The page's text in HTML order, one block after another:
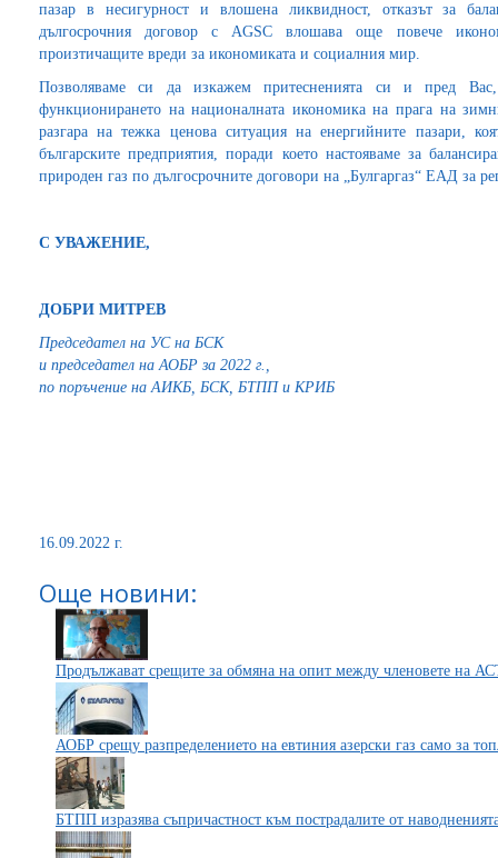
пазар в несигурност и влошена ликвидност, отказът за
дългосрочния договор с AGSC влошава още повече
произтичащите вреди за икономиката и социалния мир.
Позволяваме си да изкажем притесненията си и пред Вас,
функционирането на националната икономика на прага на
разгара на тежка ценова ситуация на енергийните пазари,
българските предприятия, поради което настояваме за
природен газ по дългосрочните договори на „Булгаргаз“ ЕАД за
С УВАЖЕНИЕ,
ДОБРИ МИТРЕВ
Председател на УС на БСК
и председател на АОБР за 2022 г.,
по поръчение на АИКБ, БСК, БТПП и КРИБ
16.09.2022 г.
Още новини:
Продължават срещите за обмяна на опит между членовете на
АОБР срещу разпределението на евтиния азерски газ само за
БТПП изразява съпричастност към пострадалите от